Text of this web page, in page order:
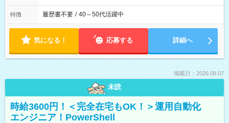
特徴 履歴書不要 / 40～50代活躍中
気になる！ 応募する 詳細へ
掲載日：2026.08.07
未読
時給3600円！＜完全在宅もOK！＞運用自動化
エンジニア！PowerShell